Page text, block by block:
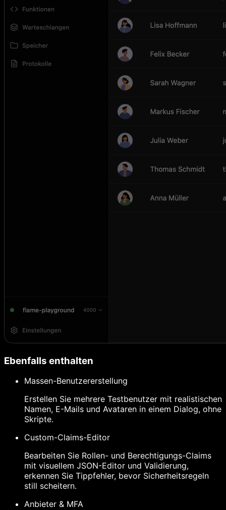
Ebenfalls enthalten
Massen-Benutzererstellung
Erstellen Sie mehrere Testbenutzer mit realistischen
Namen, E-Mails und Avataren in einem Dialog, ohne
Skripte.
Custom-Claims-Editor
Bearbeiten Sie Rollen- und Berechtigungs-Claims
mit visuellem JSON-Editor und Validierung,
erkennen Sie Tippfehler, bevor Sicherheitsregeln
still scheitern.
Anbieter & MFA